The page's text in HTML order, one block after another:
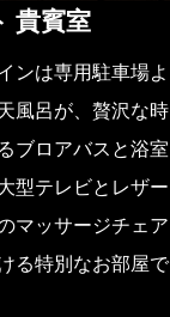
貴賓室
ンは専用駐車場よ
風呂が、贅沢な時
ブロアバスと浴室
型テレビとレザー
マッサージチェア
る特別なお部屋で